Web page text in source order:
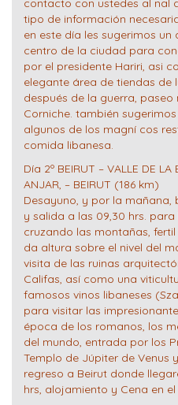
contacto con ustedes al nal
tipo de información
en este día les sugerimos
centro de la ciudad para
por el presidente Hariri, asi
elegante área de tiendas de
después de la guerra,
Corniche. también
algunos de los magní cos
comida libanesa.
Día 2º BEIRUT – VALLE DE
ANJAR, – BEIRUT (186 km)
Desayuno, y por la mañana,
y salida a las 09,30 hrs.
cruzando las montañas,
da altura sobre el nivel del
visita de las ruinas
Califas, así como una
famosos vinos libaneses
para visitar las
época de los romanos, los
del mundo, entrada por los
Templo de Júpiter de Venus
regreso a Beirut donde
hrs, alojamiento y Cena en el